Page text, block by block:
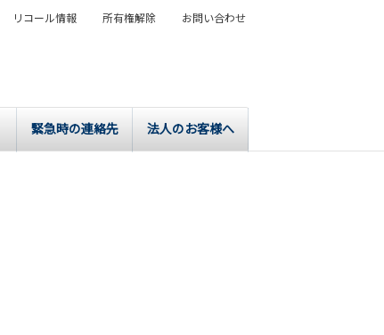
緊急時の連絡先 法人のお客様へ
リコール情報 所有権解除 お問い合わせ